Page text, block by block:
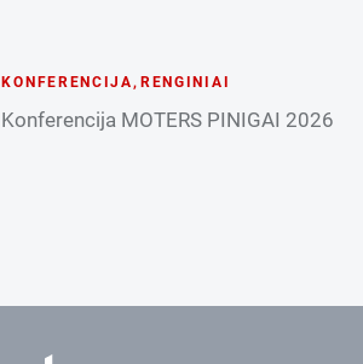
KONFERENCIJA, RENGINIAI
Konferencija MOTERS PINIGAI 2026